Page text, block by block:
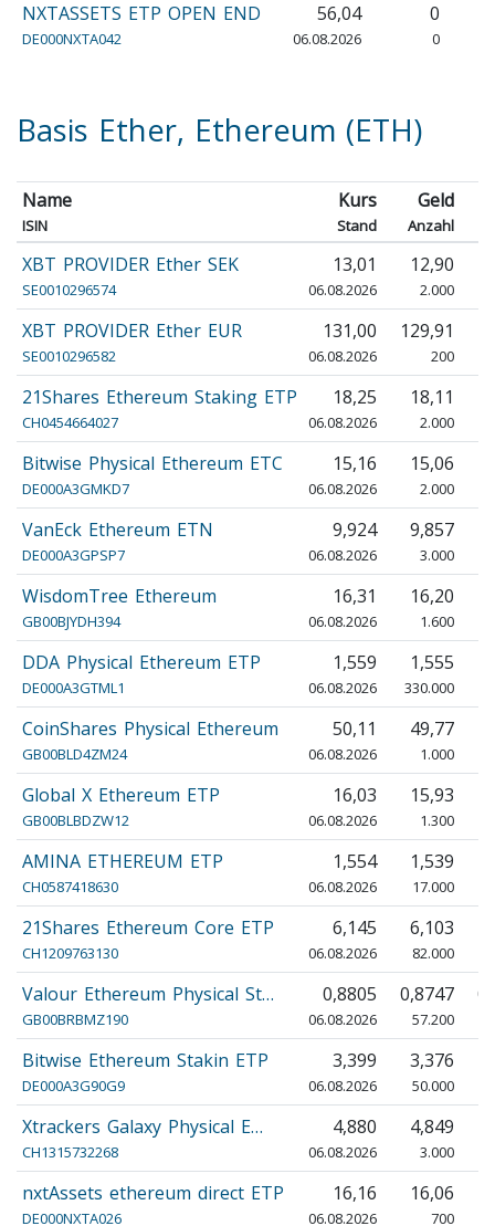
NXTASSETS ETP OPEN END
DE000NXTA042
56,04
06.08.2026
0
0
Basis Ether, Ethereum (ETH)
Name
ISIN
Kurs
Stand
Geld
Anzahl
XBT PROVIDER Ether SEK
SE0010296574
13,01
06.08.2026
12,90
2.000
XBT PROVIDER Ether EUR
SE0010296582
131,00
06.08.2026
129,91
200
21Shares Ethereum Staking ETP
CH0454664027
18,25
06.08.2026
18,11
2.000
Bitwise Physical Ethereum ETC
DE000A3GMKD7
15,16
06.08.2026
15,06
2.000
VanEck Ethereum ETN
DE000A3GPSP7
9,924
06.08.2026
9,857
3.000
WisdomTree Ethereum
GB00BJYDH394
16,31
06.08.2026
16,20
1.600
DDA Physical Ethereum ETP
DE000A3GTML1
1,559
06.08.2026
1,555
330.000
CoinShares Physical Ethereum
GB00BLD4ZM24
50,11
06.08.2026
49,77
1.000
Global X Ethereum ETP
GB00BLBDZW12
16,03
06.08.2026
15,93
1.300
AMINA ETHEREUM ETP
CH0587418630
1,554
06.08.2026
1,539
17.000
21Shares Ethereum Core ETP
CH1209763130
6,145
06.08.2026
6,103
82.000
Valour Ethereum Physical St…
GB00BRBMZ190
0,8805
06.08.2026
0,8747
57.200
Bitwise Ethereum Stakin ETP
DE000A3G90G9
3,399
06.08.2026
3,376
50.000
Xtrackers Galaxy Physical E…
CH1315732268
4,880
06.08.2026
4,849
3.000
nxtAssets ethereum direct ETP
DE000NXTA026
16,16
06.08.2026
16,06
700